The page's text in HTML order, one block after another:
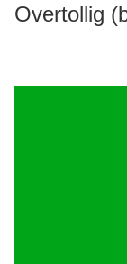
Overtollig